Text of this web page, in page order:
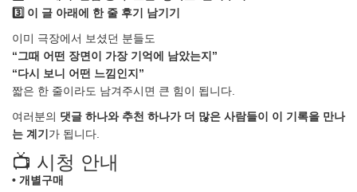
3️⃣ 이 글 아래에 한 줄 후기 남기기
이미 극장에서 보셨던 분들도
“그때 어떤 장면이 가장 기억에 남았는지”
“다시 보니 어떤 느낌인지”
짧은 한 줄이라도 남겨주시면 큰 힘이 됩니다.
여러분의 댓글 하나와 추천 하나가 더 많은 사람들이 이 기록을 만나
는 계기 가 됩니다.
📺 시청 안내
• 개별구매